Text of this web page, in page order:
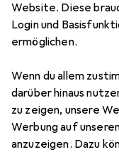
Website. Diese
Login und
ermöglichen.
Wenn du allem
darüber hinaus
zu zeigen, unsere
Werbung auf
anzuzeigen. Dazu
Stealth Gear
Preis in EUR inkl.
EUR
36,94
5
Bewertungen